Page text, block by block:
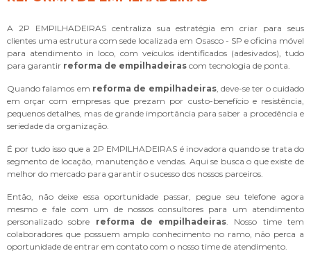
A 2P EMPILHADEIRAS centraliza sua estratégia em criar para seus
clientes uma estrutura com sede localizada em Osasco - SP e oficina móvel
para atendimento in loco, com veículos identificados (adesivados), tudo
para garantir reforma de empilhadeiras com tecnologia de ponta.
Quando falamos em reforma de empilhadeiras, deve-se ter o cuidado
em orçar com empresas que prezam por custo-benefício e resistência,
pequenos detalhes, mas de grande importância para saber a procedência e
seriedade da organização.
É por tudo isso que a 2P EMPILHADEIRAS é inovadora quando se trata do
segmento de locação, manutenção e vendas. Aqui se busca o que existe de
melhor do mercado para garantir o sucesso dos nossos parceiros.
Então, não deixe essa oportunidade passar, pegue seu telefone agora
mesmo e fale com um de nossos consultores para um atendimento
personalizado sobre reforma de empilhadeiras . Nosso time tem
colaboradores que possuem amplo conhecimento no ramo, não perca a
oportunidade de entrar em contato com o nosso time de atendimento.